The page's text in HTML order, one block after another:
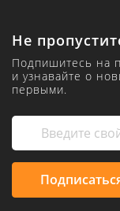
Не
Подпишитесь на
и узнавайте о
первыми.